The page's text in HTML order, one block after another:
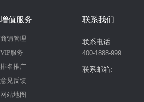
增值服务
商铺管理
VIP服务
排名推广
意见反馈
网站地图
联系我们
联系电话:
400-1888-999
联系邮箱: